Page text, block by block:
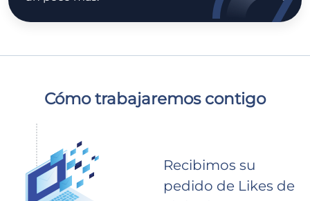
Cómo trabajaremos contigo
Recibimos su
pedido de Likes de